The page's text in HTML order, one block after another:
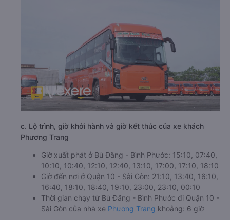
c. Lộ trình, giờ khởi hành và giờ kết thúc của xe khách
Phương Trang
Giờ xuất phát ở Bù Đăng - Bình Phước: 15:10, 07:40,
10:10, 10:40, 12:10, 12:40, 13:10, 17:00, 17:10, 18:10
Giờ đến nơi ở Quận 10 - Sài Gòn: 21:10, 13:40, 16:10,
16:40, 18:10, 18:40, 19:10, 23:00, 23:10, 00:10
Thời gian chạy từ Bù Đăng - Bình Phước đi Quận 10 -
Sài Gòn của nhà xe Phương Trang khoảng: 6 giờ